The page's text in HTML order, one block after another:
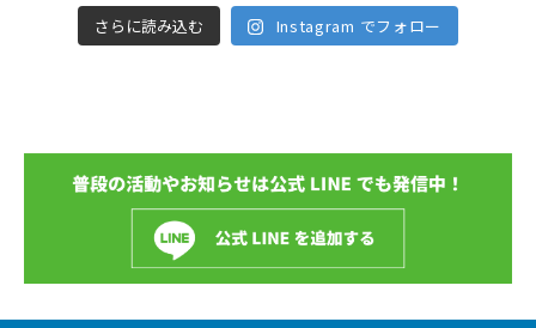
さらに読み込む Instagram でフォロー